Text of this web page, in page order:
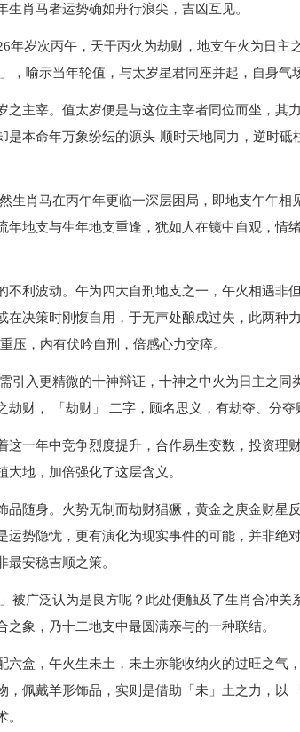
生肖马者运势确如舟行浪尖，吉凶互见。
年岁次丙午，天干丙火为劫财，地支午火为日主
，喻示当年轮值，与太岁星君同座并起，自身气
之主宰。值太岁便是与这位主宰者同位而坐，其
是本命年万象纷纭的源头-顺时天地同力，逆时
生肖马在丙午年更临一深层困局，即地支午午相
年地支与生年地支重逢，犹如人在镜中自观，情
不利波动。午为四大自刑地支之一，午火相遇非
在决策时刚愎自用，于无声处酿成过失，此两种
压，内有伏吟自刑，倍感心力交瘁。
引入更精微的十神辩证，十神之中火为日主之同
劫财， 「劫财」 二字，顾名思义，有劫夺、分夺
这一年中竞争烈度提升，合作易生变数，投资理
大地，加倍强化了这层含义。
品随身。火势无制而劫财猖獗，黄金之庚金财星
运势隐忧，更有演化为现实事件的可能，并非绝
最安稳吉顺之策。
被广泛认为是良方呢？此处便触及了生肖合冲关
之象，乃十二地支中最圆满亲与的一种联结。
六盒，午火生未土，未土亦能收纳火的过旺之气
，佩戴羊形饰品，实则是借助「未」土之力，以
。